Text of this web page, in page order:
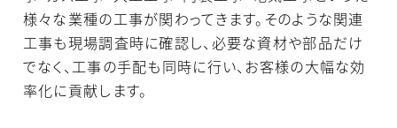
様々な業種の工事が関わってきます。そのような関連
工事も現場調査時に確認し、必要な資材や部品だけ
でなく、工事の手配も同時に行い、お客様の大幅な効
率化に貢献します。